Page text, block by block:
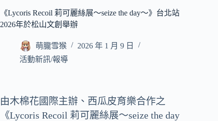
《Lycoris Recoil 莉可麗絲展～seize the day～》台北站
2026年於松山文創舉辦
萌朧雪猴
2026 年 1 月 9 日
活動新訊/報導
由木棉花國際主辦、西瓜皮育樂合作之
《Lycoris Recoil 莉可麗絲展～seize the day